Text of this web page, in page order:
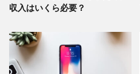
収入はいくら必要？